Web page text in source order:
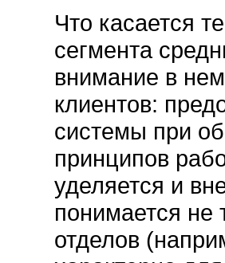
Что касается
сегмента
внимание в
клиентов:
системы при
принципов
уделяется и
понимается не
отделов